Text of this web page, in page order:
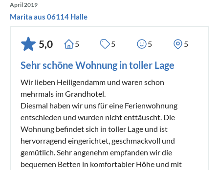
April 2019
Marita aus 06114 Halle
5,0 5 5 5 5
Sehr schöne Wohnung in toller Lage
Wir lieben Heiligendamm und waren schon
mehrmals im Grandhotel.
Diesmal haben wir uns für eine Ferienwohnung
entschieden und wurden nicht enttäuscht. Die
Wohnung befindet sich in toller Lage und ist
hervorragend eingerichtet, geschmackvoll und
gemütlich. Sehr angenehm empfanden wir die
bequemen Betten in komfortabler Höhe und mit